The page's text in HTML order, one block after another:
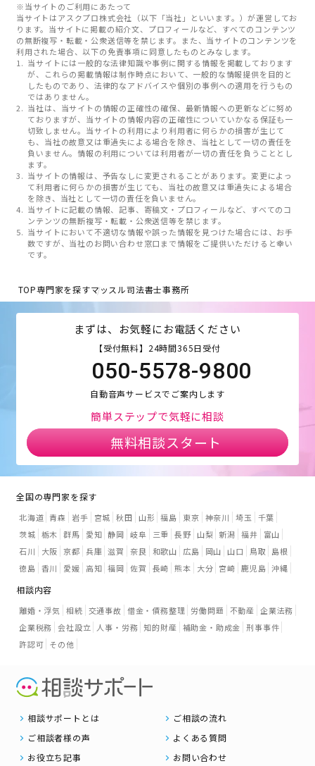
※当サイトのご利用にあたって
当サイトはアスクプロ株式会社（以下「当社」といいます。）が運営してお
ります。当サイトに掲載の紹介文、プロフィールなど、すべてのコンテンツ
の無断複写・転載・公衆送信等を禁じます。また、当サイトのコンテンツを
利用された場合、以下の免責事項に同意したものとみなします。
当サイトには一般的な法律知識や事例に関する情報を掲載しております
が、これらの掲載情報は制作時点において、一般的な情報提供を目的と
したものであり、法律的なアドバイスや個別の事例への適用を行うもの
ではありません。
当社は、当サイトの情報の正確性の確保、最新情報への更新などに努め
ておりますが、当サイトの情報内容の正確性についていかなる保証も一
切致しません。当サイトの利用により利用者に何らかの損害が生じて
も、当社の故意又は重過失による場合を除き、当社として一切の責任を
負いません。情報の利用については利用者が一切の責任を負うこととし
ます。
当サイトの情報は、予告なしに変更されることがあります。変更によっ
て利用者に何らかの損害が生じても、当社の故意又は重過失による場合
を除き、当社として一切の責任を負いません。
当サイトに記載の情報、記事、寄稿文・プロフィールなど、すべてのコ
ンテンツの無断複写・転載・公衆送信等を禁じます。
当サイトにおいて不適切な情報や誤った情報を見つけた場合には、お手
数ですが、当社のお問い合わせ窓口まで情報をご提供いただけると幸い
です。
TOP専門家を探すマッスル司法書士事務所
まずは、お気軽にお電話ください
【受付無料】24時間365日受付
050-5578-9800
自動音声サービスでご案内します
簡単ステップで気軽に相談
無料相談スタート
全国の専門家を探す
北海道 青森 岩手 宮城 秋田 山形 福島 東京 神奈川 埼玉 千葉
茨城 栃木 群馬 愛知 静岡 岐阜 三重 長野 山梨 新潟 福井
富山
石川
大阪 京都 兵庫 滋賀 奈良 和歌山 広島 岡山 山口 鳥取
島根
徳島 香川 愛媛 高知 福岡 佐賀 長崎 熊本 大分 宮崎 鹿児島 沖縄
相談内容
離婚・浮気 相続 交通事故 借金・債務整理 労働問題 不動産 企業法務
企業税務 会社設立 人事・労務 知的財産 補助金・助成金 刑事事件
許認可 その他
相談サポートとは
ご相談の流れ
ご相談者様の声
よくある質問
お役立ち記事
お問い合わせ